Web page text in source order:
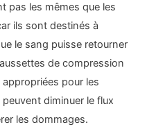
pas les mêmes que les
ils sont destinés à
le sang puisse retourner
de compression
pour les
diminuer le flux
les dommages.